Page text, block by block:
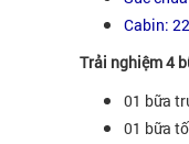
Cabin:
Trải nghiệm 4
01 bữa
01 bữa